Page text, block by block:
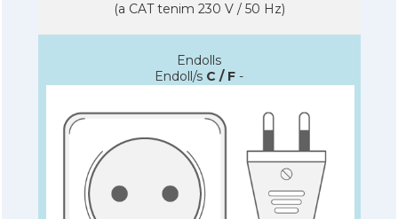
(a CAT tenim 230 V / 50 Hz)
Endolls
Endoll/s C / F -